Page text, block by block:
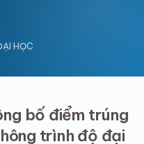
HỌC
bố điểm trúng
trình độ đại